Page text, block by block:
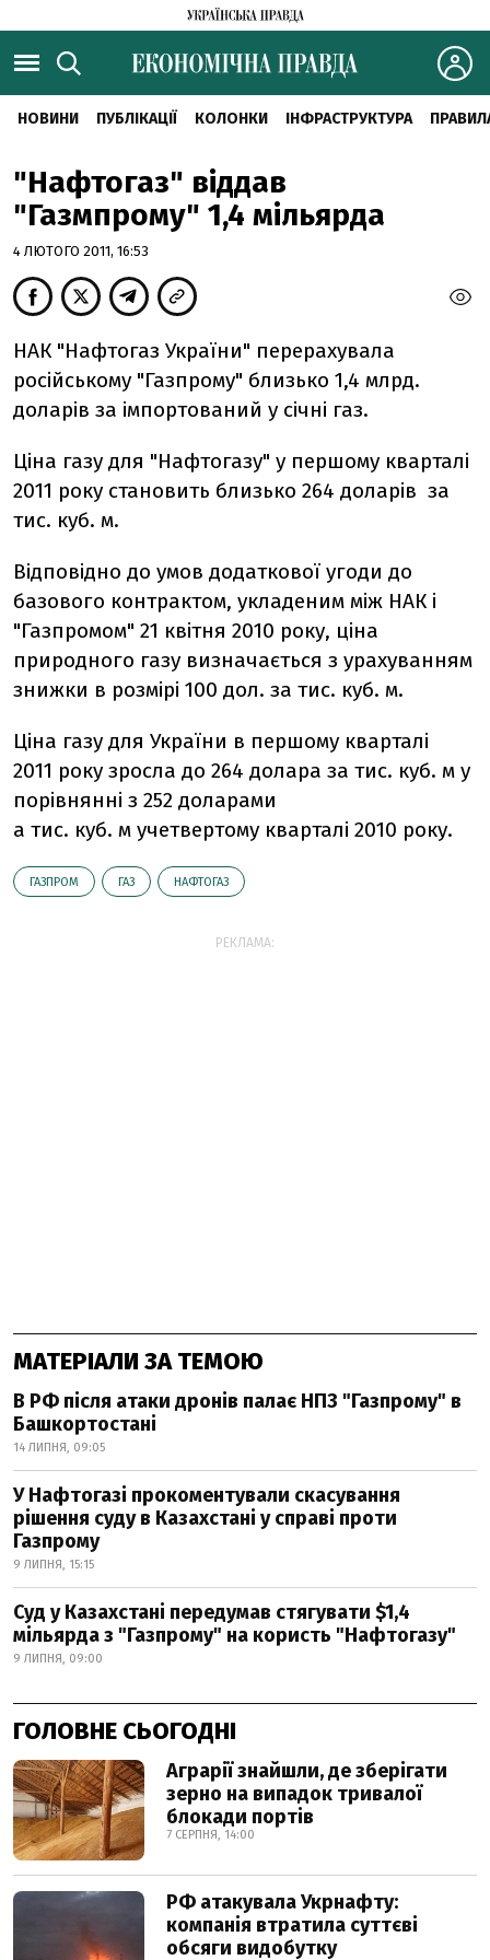
НОВИНИ ПУБЛІКАЦІЇ КОЛОНКИ ІНФРАСТРУКТУРА
"Нафтогаз" віддав
"Газмпрому" 1,4 мільярда
4 ЛЮТОГО 2011, 16:53
НАК "Нафтогаз України" перерахувала
російському "Газпрому" близько 1,4 млрд.
доларів за імпортований у січні газ.
Ціна газу для "Нафтогазу" у першому кварталі
2011 року становить близько 264 доларів за
тис. куб. м.
Відповідно до умов додаткової угоди до
базового контрактом, укладеним між НАК і
"Газпромом" 21 квітня 2010 року, ціна
природного газу визначається з урахуванням
знижки в розмірі 100 дол. за тис. куб. м.
Ціна газу для України в першому кварталі
2011 року зросла до 264 долара за тис. куб. м у
порівнянні з 252 доларами
а тис. куб. м учетвертому кварталі 2010 року.
ГАЗПРОМ ГАЗ НАФТОГАЗ
РЕКЛАМА:
МАТЕРІАЛИ ЗА ТЕМОЮ
В РФ після атаки дронів палає НПЗ "Газпрому" в
Башкортостані
14 ЛИПНЯ, 09:05
У Нафтогазі прокоментували скасування
рішення суду в Казахстані у справі проти
Газпрому
9 ЛИПНЯ, 15:15
Суд у Казахстані передумав стягувати $1,4
мільярда з "Газпрому" на користь "Нафтогазу"
9 ЛИПНЯ, 09:00
ГОЛОВНЕ СЬОГОДНІ
Аграрії знайшли, де зберігати
зерно на випадок тривалої
блокади портів
7 СЕРПНЯ, 14:00
РФ атакувала Укрнафту:
компанія втратила суттєві
обсяги видобутку